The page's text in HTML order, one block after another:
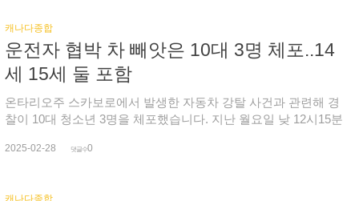
다. (인터뷰) 조성훈 당선인제가 받은거 만큼 베풀고 싶어요온
힘을 다해 준 가족과 선거캠페인 스탭들을 한 명 한 명 챙긴 조 후
보는 사진을 찍으며 승리의 기쁨을 나눴습니다. 두 한인 정치인
이 써 내려갈 새 역사에 한인 사회의 축하 인사가 이어지는 가운
다. 채현주 회장(온타리오한인비즈니스협회)은 필리핀 후보(2
위)의 약진을 보며 필리핀 민족과 한국인 투표율의 차이라는 착
잡한 생각이 들었다며 벽돌 쌓듯이 한인들이 힘을 보태야 4 년 후
준 당선인 우리 동포 사회가 이제는 여기 정치에 더 관심을 갖고
하며, 미국산 제품 가격은 오르고, 소비자와 기업은 지출을 줄이
게 될 거라고 총재는 경고했습니다.
26세 용의자가 이미 유사한 범죄로 인해 양로원과 요양원, 노인
거주 시설에서 50m 이내에 접근하지 말도록 석방 명령을 받은
상태라며, 6건의 침입과 5천달러 미만의 장물 소지, 약속 불이행
1건의 혐의를 받고 있다고 전했습니다.
캐나다종합
운전자 협박 차 빼앗은 10대 3명 체포..14
세 15세 둘 포함
온타리오주 스카보로에서 발생한 자동차 강탈 사건과 관련해 경
찰이 10대 청소년 3명을 체포했습니다. 지난 월요일 낮 12시15분
장으로 들어온 3명이 피해자에게 다가가서는 자신들이 무장했으
2025-02-28 댓글수0
캐나다종합